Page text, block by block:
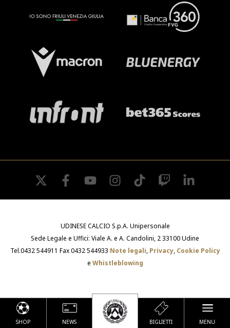
SHOP NEWS BIGLIETTI MENU
twitter facebookyoutube instagramtiktok twitch
UDINESE CALCIO S.p.A. Unipersonale
Sede Legale e Uffici: Viale A. e A. Candolini, 2 33100 Udine
Tel.0432 544911 Fax 0432 544933 Note legali, Privacy, Cookie Policy
e Whistleblowing
Le tue preferenze relative alla privacy